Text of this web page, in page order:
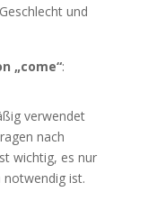
und
„come“:
verwendet
nach
wichtig, es nur
notwendig ist.